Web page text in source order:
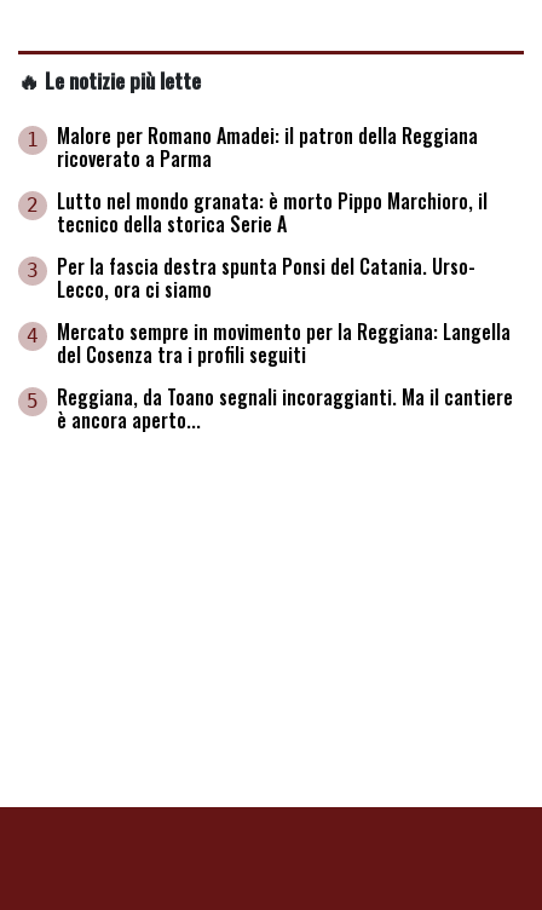
🔥 Le notizie più lette
1 Malore per Romano Amadei: il patron della Reggiana
ricoverato a Parma
2 Lutto nel mondo granata: è morto Pippo Marchioro, il
tecnico della storica Serie A
3 Per la fascia destra spunta Ponsi del Catania. Urso-
Lecco, ora ci siamo
4 Mercato sempre in movimento per la Reggiana: Langella
del Cosenza tra i profili seguiti
5 Reggiana, da Toano segnali incoraggianti. Ma il cantiere
è ancora aperto...